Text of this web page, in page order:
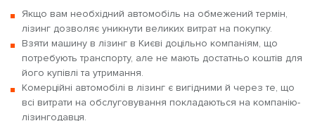
Якщо вам необхідний автомобіль на обмежений термін,
лізинг дозволяє уникнути великих витрат на покупку.
Взяти машину в лізинг в Києві доцільно компаніям, що
потребують транспорту, але не мають достатньо коштів для
його купівлі та утримання.
Комерційні автомобілі в лізинг є вигідними й через те, що
всі витрати на обслуговування покладаються на компанію-
лізингодавця.